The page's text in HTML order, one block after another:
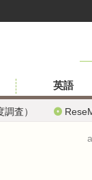
査）
英語